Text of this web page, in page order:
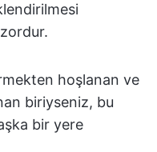
hoşlanan ve
biriyseniz, bu
bir yere